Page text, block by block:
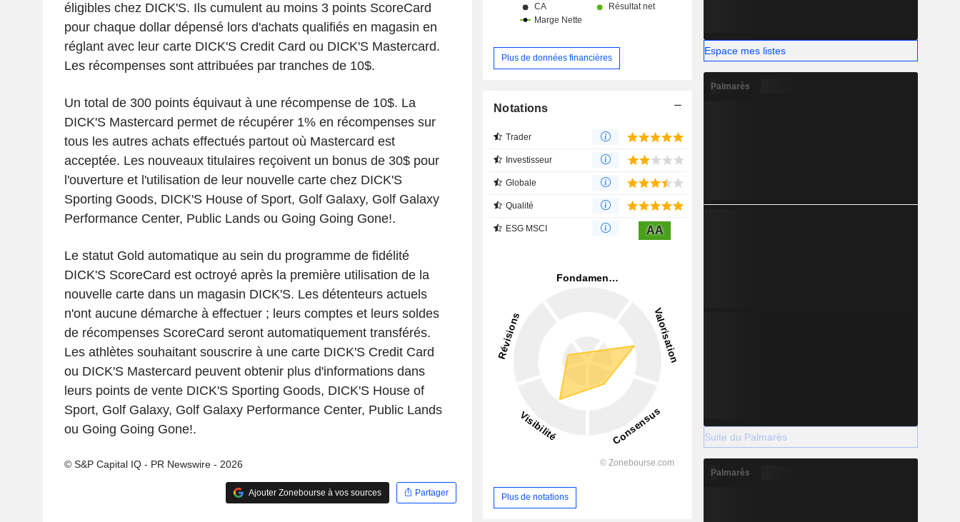
éligibles chez DICK'S. Ils cumulent au moins 3 points ScoreCard
pour chaque dollar dépensé lors d'achats qualifiés en magasin en
réglant avec leur carte DICK'S Credit Card ou DICK'S Mastercard.
Les récompenses sont attribuées par tranches de 10$.
Un total de 300 points équivaut à une récompense de 10$. La
DICK'S Mastercard permet de récupérer 1% en récompenses sur
tous les autres achats effectués partout où Mastercard est
acceptée. Les nouveaux titulaires reçoivent un bonus de 30$ pour
l'ouverture et l'utilisation de leur nouvelle carte chez DICK'S
Sporting Goods, DICK'S House of Sport, Golf Galaxy, Golf Galaxy
Performance Center, Public Lands ou Going Going Gone!.
Le statut Gold automatique au sein du programme de fidélité
DICK'S ScoreCard est octroyé après la première utilisation de la
nouvelle carte dans un magasin DICK'S. Les détenteurs actuels
n'ont aucune démarche à effectuer ; leurs comptes et leurs soldes
de récompenses ScoreCard seront automatiquement transférés.
Les athlètes souhaitant souscrire à une carte DICK'S Credit Card
ou DICK'S Mastercard peuvent obtenir plus d'informations dans
leurs points de vente DICK'S Sporting Goods, DICK'S House of
Sport, Golf Galaxy, Golf Galaxy Performance Center, Public Lands
ou Going Going Gone!.
© S&P Capital IQ - PR Newswire - 2026
Ajouter Zonebourse à vos sources Partager
Plus de données financières
Notations
Trader
Investisseur
Globale
Qualité
ESG MSCI AA
Plus de notations
Espace mes listes
Palmarès
Suite du Palmarès
Palmarès